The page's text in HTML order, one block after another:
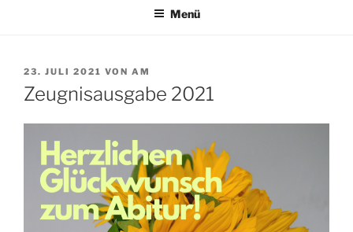
Menü
VERÖFFENTLICHT
AM
23. JULI 2021 VON AM
Zeugnisausgabe 2021